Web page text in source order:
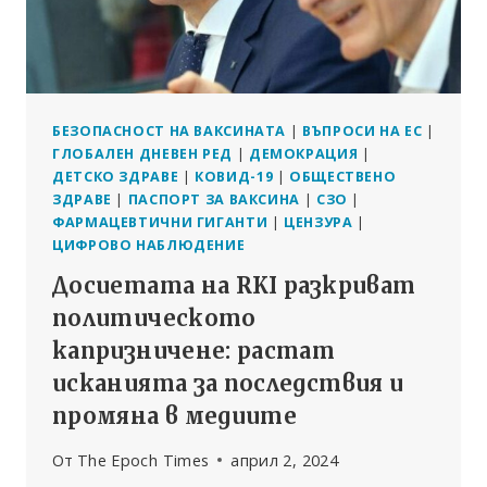
БЕЗОПАСНОСТ НА ВАКСИНАТА | ВЪПРОСИ НА ЕС |
ГЛОБАЛЕН ДНЕВЕН РЕД | ДЕМОКРАЦИЯ |
ДЕТСКО ЗДРАВЕ | КОВИД-19 | ОБЩЕСТВЕНО
ЗДРАВЕ | ПАСПОРТ ЗА ВАКСИНА | СЗО |
ФАРМАЦЕВТИЧНИ ГИГАНТИ | ЦЕНЗУРА |
ЦИФРОВО НАБЛЮДЕНИЕ
Досиетата на RKI разкриват
политическото
капризничене: растат
исканията за последствия и
промяна в медиите
От The Epoch Times април 2, 2024